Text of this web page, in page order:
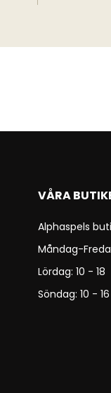
VÅRA
Alphaspels
Måndag-
Lördag: 10 - 18
Söndag: 10 - 16